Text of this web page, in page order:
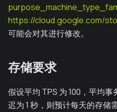
https://cloud.google.com/
可能会对其进行修改。
存储要求
假设平均 TPS 为 100，平均
迟为 1 秒，则预计每天的存储